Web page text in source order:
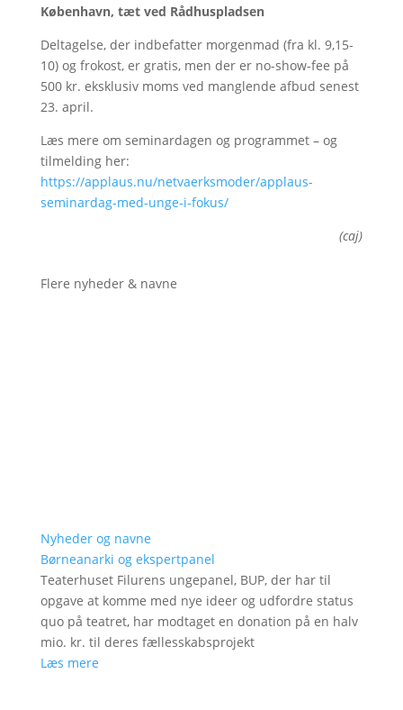
København, tæt ved Rådhuspladsen
Deltagelse, der indbefatter morgenmad (fra kl. 9,15-
10) og frokost, er gratis, men der er no-show-fee på
500 kr. eksklusiv moms ved manglende afbud senest
23. april.
Læs mere om seminardagen og programmet – og
tilmelding her:
https://applaus.nu/netvaerksmoder/applaus-
seminardag-med-unge-i-fokus/
(caj)
Flere nyheder & navne
Nyheder og navne
Børneanarki og ekspertpanel
Teaterhuset Filurens ungepanel, BUP, der har til
opgave at komme med nye ideer og udfordre status
quo på teatret, har modtaget en donation på en halv
mio. kr. til deres fællesskabsprojekt
Læs mere